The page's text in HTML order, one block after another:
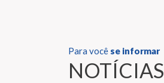
Para você se informar
NOTÍCIAS